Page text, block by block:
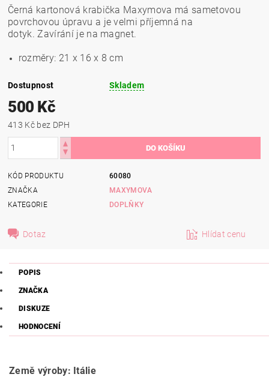
Černá kartonová krabička Maxymova má sametovou
povrchovou úpravu a je velmi příjemná na
dotyk. Zavírání je na magnet.
rozměry: 21 x 16 x 8 cm
Dostupnost Skladem
500 Kč
413 Kč bez DPH
KÓD PRODUKTU
60080
ZNAČKA
MAXYMOVA
KATEGORIE
DOPLŇKY
Dotaz Hlídat cenu
POPIS
ZNAČKA
DISKUZE
HODNOCENÍ
Země výroby: Itálie